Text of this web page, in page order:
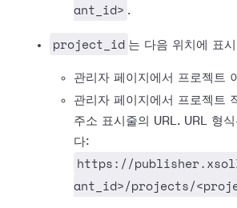
ant_id> .
project_id 는 다음 위치에 표
관리자 페이지에서 프로젝트
관리자 페이지에서 프로젝트
주소 표시줄의 URL. URL 형
다:
https://
ant_id>/projects/